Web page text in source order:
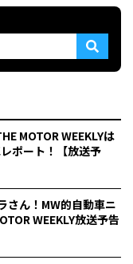
MOTOR WEEKLYは
ポート！【放送予
さん！MW的自動車ニ
WEEKLY放送予告